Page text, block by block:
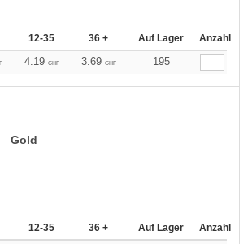
12-35 36 + Auf Lager Anzahl
4.19 CHF 3.69 CHF 195
Gold
12-35 36 + Auf Lager Anzahl